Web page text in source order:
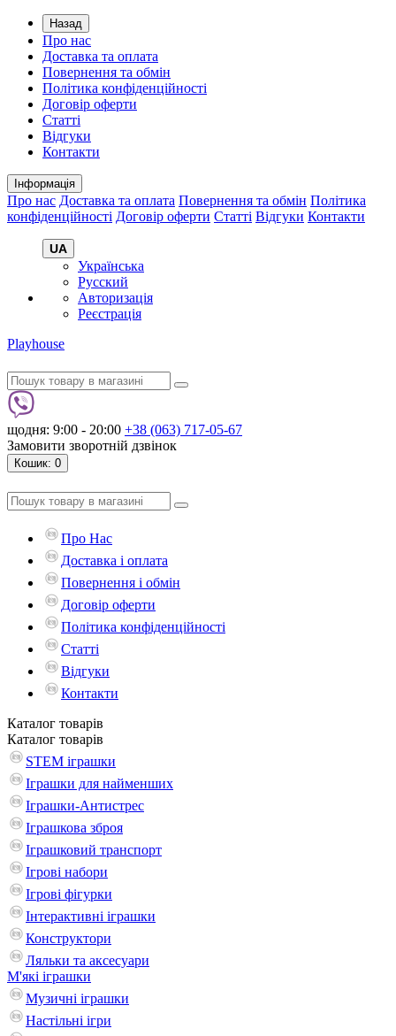
Назад
Про нас
Доставка та оплата
Повернення та обмін
Політика конфіденційності
Договір оферти
Статті
Відгуки
Контакти
Інформація
Про нас Доставка та оплата Повернення та обмін Політика
конфіденційності Договір оферти Статті Відгуки Контакти
UA
Українська
Русский
Авторизація
Реєстрація
Playhouse
щодня: 9:00 - 20:00 +38 (063) 717-05-67
Замовити зворотній дзвінок
Кошик: 0
Про Нас
Доставка і оплата
Повернення і обмін
Договір оферти
Політика конфіденційності
Статті
Відгуки
Контакти
Каталог товарів
Каталог товарів
STEM іграшки
Іграшки для найменших
Іграшки-Антистрес
Іграшкова зброя
Іграшковий транспорт
Ігрові набори
Ігрові фігурки
Інтерактивні іграшки
Конструктори
Ляльки та аксесуари
М'які іграшки
Музичні іграшки
Настільні iгри